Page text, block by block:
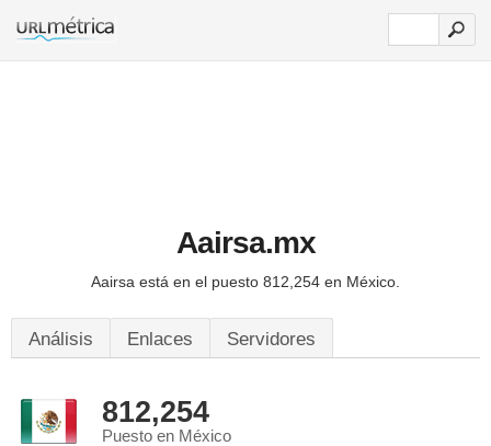
Aairsa.mx
Aairsa está en el puesto 812,254 en México.
Análisis Enlaces Servidores
812,254
Puesto en México